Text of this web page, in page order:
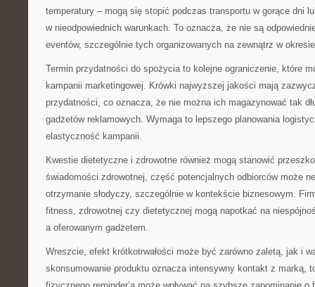
temperatury – mogą się stopić podczas transportu w gorące dni
w nieodpowiednich warunkach. To oznacza, że nie są
eventów, szczególnie tych organizowanych na zewnątrz w
Termin przydatności do spożycia to kolejne ograniczenie, które
kampanii marketingowej. Krówki najwyższej jakości mają
przydatności, co oznacza, że nie można ich magazynować tak
gadżetów reklamowych. Wymaga to lepszego planowania
elastyczność kampanii.
Kwestie dietetyczne i zdrowotne również mogą stanowić
świadomości zdrowotnej, część potencjalnych odbiorców może
otrzymanie słodyczy, szczególnie w kontekście biznesowym.
fitness, zdrowotnej czy dietetycznej mogą napotkać na
a oferowanym gadżetem.
Wreszcie, efekt krótkotrwałości może być zarówno zaletą, jak i
skonsumowanie produktu oznacza intensywny kontakt z marką,